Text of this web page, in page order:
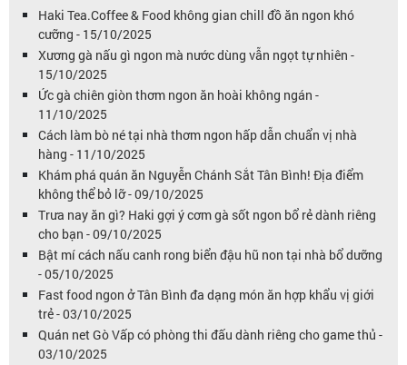
Haki Tea.Coffee & Food không gian chill đồ ăn ngon khó
cưỡng - 15/10/2025
Xương gà nấu gì ngon mà nước dùng vẫn ngọt tự nhiên -
15/10/2025
Ức gà chiên giòn thơm ngon ăn hoài không ngán -
11/10/2025
Cách làm bò né tại nhà thơm ngon hấp dẫn chuẩn vị nhà
hàng - 11/10/2025
Khám phá quán ăn Nguyễn Chánh Sắt Tân Bình! Địa điểm
không thể bỏ lỡ - 09/10/2025
Trưa nay ăn gì? Haki gợi ý cơm gà sốt ngon bổ rẻ dành riêng
cho bạn - 09/10/2025
Bật mí cách nấu canh rong biển đậu hũ non tại nhà bổ dưỡng
- 05/10/2025
Fast food ngon ở Tân Bình đa dạng món ăn hợp khẩu vị giới
trẻ - 03/10/2025
Quán net Gò Vấp có phòng thi đấu dành riêng cho game thủ -
03/10/2025